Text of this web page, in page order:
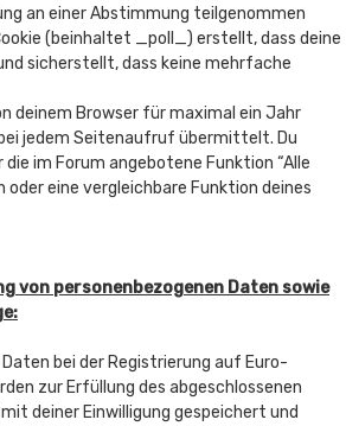
an einer Abstimmung teilgenommen
(beinhaltet _poll_) erstellt, dass deine
sicherstellt, dass keine mehrfache
deinem Browser für maximal ein Jahr
jedem Seitenaufruf übermittelt. Du
im Forum angebotene Funktion “Alle
oder eine vergleichbare Funktion deines
von personenbezogenen Daten sowie
bei der Registrierung auf Euro-
zur Erfüllung des abgeschlossenen
deiner Einwilligung gespeichert und